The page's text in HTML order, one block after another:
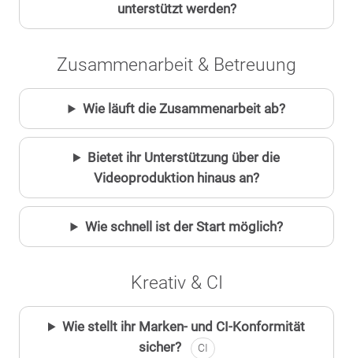
unterstützt werden?
Zusammenarbeit & Betreuung
Wie läuft die Zusammenarbeit ab?
Bietet ihr Unterstützung über die
Videoproduktion hinaus an?
Wie schnell ist der Start möglich?
Kreativ & CI
Wie stellt ihr Marken- und CI-Konformität
sicher?
CI